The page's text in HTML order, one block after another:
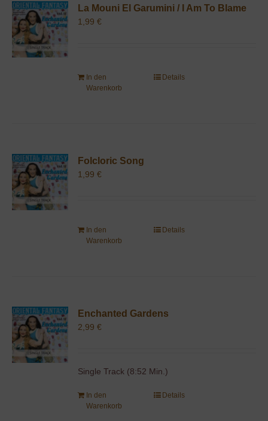
La Mouni El Garumini / I Am To Blame
1,99€
In den
Warenkorb
Details
Folcloric Song
1,99€
In den
Warenkorb
Details
Enchanted Gardens
2,99€
Single Track (8:52 Min.)
In den
Warenkorb
Details